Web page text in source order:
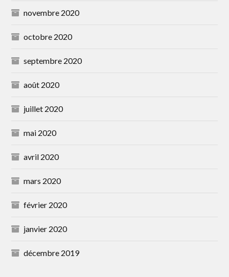
novembre 2020
octobre 2020
septembre 2020
août 2020
juillet 2020
mai 2020
avril 2020
mars 2020
février 2020
janvier 2020
décembre 2019